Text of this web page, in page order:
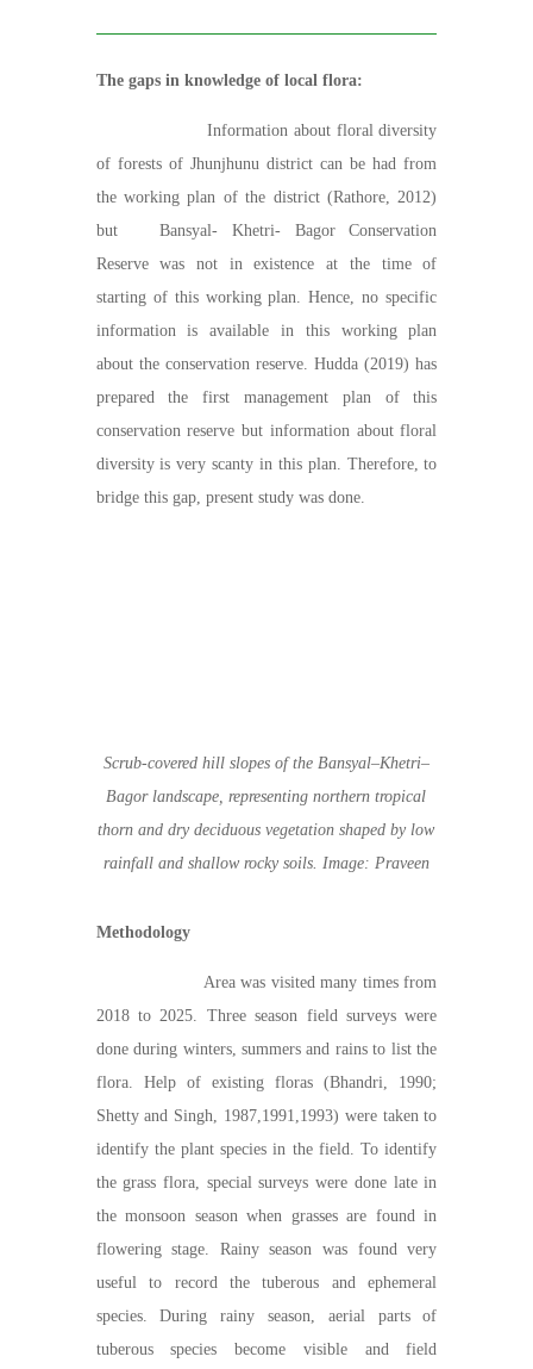
The gaps in knowledge of local flora:
Information about floral diversity
of forests of Jhunjhunu district can be had from
the working plan of the district (Rathore, 2012)
but Bansyal- Khetri- Bagor Conservation
Reserve was not in existence at the time of
starting of this working plan. Hence, no specific
information is available in this working plan
about the conservation reserve. Hudda (2019) has
prepared the first management plan of this
conservation reserve but information about floral
diversity is very scanty in this plan. Therefore, to
bridge this gap, present study was done.
Scrub-covered hill slopes of the Bansyal–Khetri–
Bagor landscape, representing northern tropical
thorn and dry deciduous vegetation shaped by low
rainfall and shallow rocky soils. Image: Praveen
Methodology
Area was visited many times from
2018 to 2025. Three season field surveys were
done during winters, summers and rains to list the
flora. Help of existing floras (Bhandri, 1990;
Shetty and Singh, 1987,1991,1993) were taken to
identify the plant species in the field. To identify
the grass flora, special surveys were done late in
the monsoon season when grasses are found in
flowering stage. Rainy season was found very
useful to record the tuberous and ephemeral
species. During rainy season, aerial parts of
tuberous species become visible and field